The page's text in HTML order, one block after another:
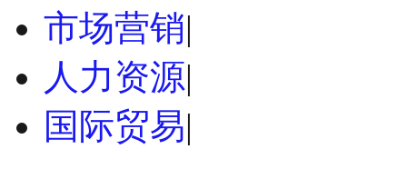
市场营销|
人力资源|
国际贸易|